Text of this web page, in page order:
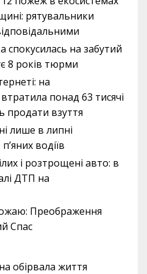
рятувальники
спокусилась на забутий
8 років тюрми
на
понад 63 тисячі
продати взуття
лише в липні
водіїв
і розтрощені авто: в
ДТП на
Преображення
Спас
обірвала життя